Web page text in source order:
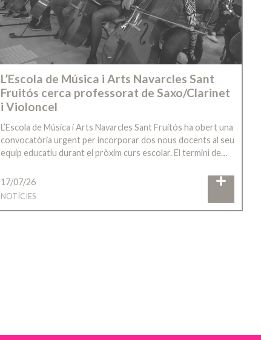
L’Escola de Música i Arts Navarcles Sant
Fruitós cerca professorat de Saxo/Clarinet
i Violoncel
L’Escola de Música i Arts Navarcles Sant Fruitós ha obert una
convocatòria urgent per incorporar dos nous docents al seu
equip educatiu durant el pròxim curs escolar. El termini de…
17/07/26
NOTÍCIES